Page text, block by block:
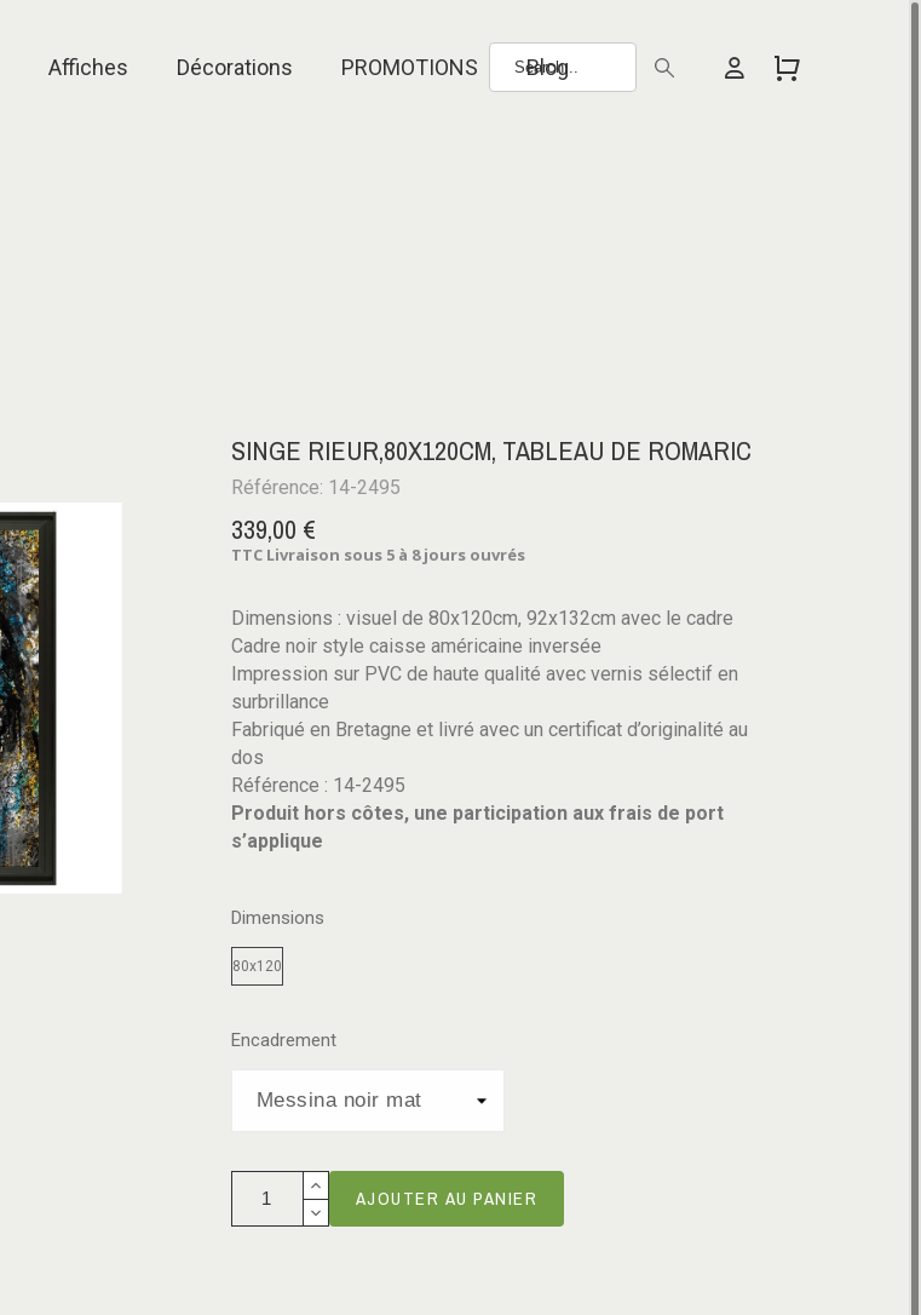
Affiches Décorations PROMOTIONS Blog
SINGE RIEUR,80X120CM, TABLEAU DE ROMARIC
Référence: 14-2495
339,00 €
TTC Livraison sous 5 à 8 jours ouvrés
Dimensions : visuel de 80x120cm, 92x132cm avec le cadre
Cadre noir style caisse américaine inversée
Impression sur PVC de haute qualité avec vernis sélectif en
surbrillance
Fabriqué en Bretagne et livré avec un certificat d’originalité au
dos
Référence : 14-2495
Produit hors côtes, une participation aux frais de port
s’applique
Dimensions
80x120
Encadrement
AJOUTER AU PANIER